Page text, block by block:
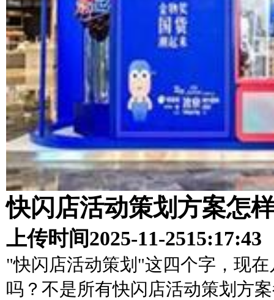
快闪店活动策划方案怎
上传时间2025-11-2515:17:43
"快闪店活动策划"这四个字，现
吗？不是所有快闪店活动策划方